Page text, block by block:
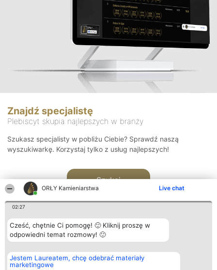
ORŁY Kamieniarstwa Live chat
02:27
Cześć, chętnie Ci pomogę! 🙂 Kliknij proszę w
odpowiedni temat rozmowy! 🙂
Jestem Laureatem, chcę odebrać materiały
marketingowe
Znajdź specjalistę
Plebiscyt skupia najlepszych w branży
Szukasz specjalisty w pobliżu Ciebie? Sprawdź naszą
wyszukiwarkę. Korzystaj tylko z usług najlepszych!
Szukaj
Organizator plebiscytu
Bright Side Solutions sp. z o.
o. sp. k.
Plebiscyt
Laureaci
Kontakt
Kontakt